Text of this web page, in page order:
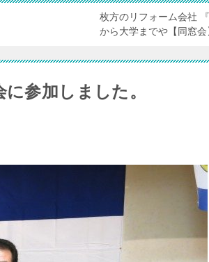
枚方のリフォーム会社
から大学までや【同窓
参加しました。